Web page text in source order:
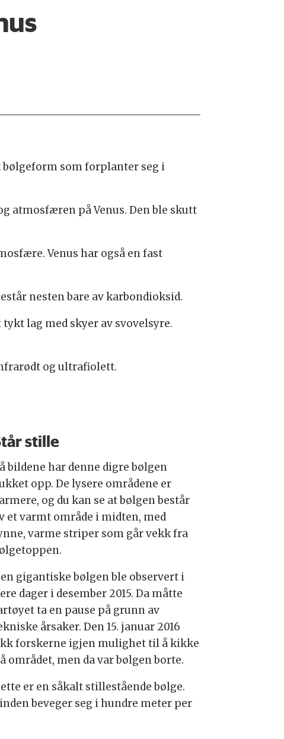
bølgeform som forplanter seg i
atmosfæren på Venus. Den ble skutt
Venus har også en fast
nesten bare av karbondioksid.
lag med skyer av svovelsyre.
og ultrafiolett.
stille
bildene har denne digre bølgen
opp. De lysere områdene er
og du kan se at bølgen består
et varmt område i midten, med
varme striper som går vekk fra
gigantiske bølgen ble observert i
dager i desember 2015. Da måtte
ta en pause på grunn av
årsaker. Den 15. januar 2016
forskerne igjen mulighet til å kikke
området, men da var bølgen borte.
er en såkalt stillestående bølge.
beveger seg i hundre meter per